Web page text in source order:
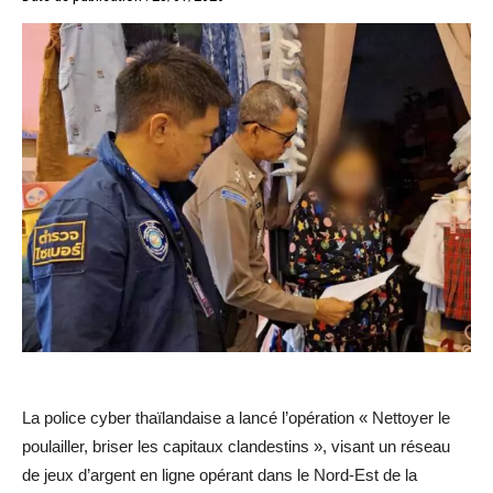
La police cyber thaïlandaise a lancé l’opération « Nettoyer le
poulailler, briser les capitaux clandestins », visant un réseau
de jeux d’argent en ligne opérant dans le Nord-Est de la